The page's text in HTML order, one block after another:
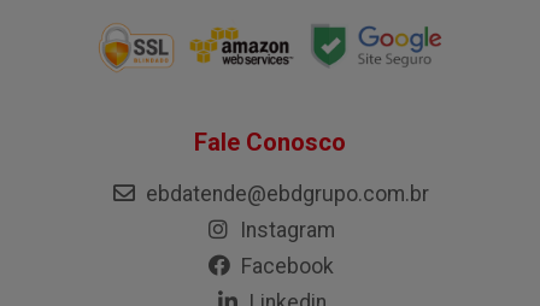
Fale Conosco
ebdatende@ebdgrupo.com.br
Instagram
Facebook